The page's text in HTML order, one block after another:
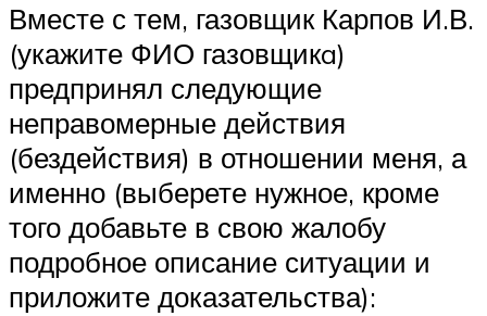
Вместе с тем, газовщик Карпов И.В.
(укажите ФИО газовщикa)
предпринял следующие
неправомерные действия
(бездействия) в отношении меня, а
именно (выберете нужное, кроме
того добавьте в свою жалобу
подробное описание ситуации и
приложите доказательства):